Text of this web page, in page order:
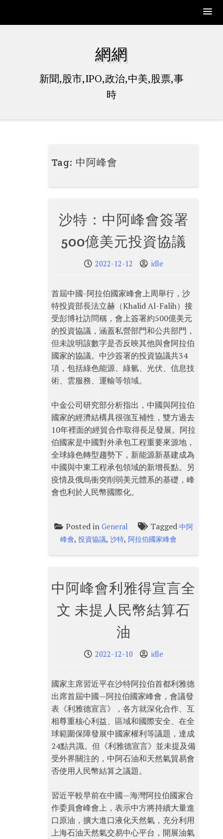
網網
新聞,股市,IPO,政治,中美,股票,事
時
Tag: 中阿峰會
沙特：中阿峰會簽署
500億美元投資協議
2022-12-12 idle
首屆中國-阿拉伯國家峰會上周舉行，沙
特投資部長法立赫（Khalid Al-Falih）接
受彭博社訪問稱，會上簽署約500億美元
的投資協議，涵蓋私營部門和公共部門，
但未說明該數字是否反映其他與會阿拉伯
國家的協議。中沙簽署的投資協議共34
項，包括綠色能源、綠氫、光伏、信息技
術、雲服務、運輸等領域。
中金公司研究部分析指出，中國與阿拉伯
國家的經濟結構具很強互補性，雙方過去
10年裡面的經貿合作取得長足發展。阿拉
伯國家是中國對外承包工程重要來源地，
全球綠色轉型趨勢下，新能源新基建成為
中國與中東工程承包領域的新增長點。另
疫情及俄烏衝突削弱美元體系的基礎，峰
會也利於人民幣國際化。
Posted in General Tagged 中阿
峰會,投資協議,沙特,阿拉伯國家峰會
中阿峰會利雅得宣言全
文 未提人民幣結算石
油
2022-12-10 idle
國家主席習近平在沙特阿拉伯首都利雅德
出席首屆中國—阿拉伯國家峰會，會議發
表《利雅德宣言》，各方就深化合作、互
相尊重核心利益、區域和國際安全、在全
球範圍保障發展中國家權利等議題，達成
24點共識。但《利雅德宣言》並未提及備
受外界關注的，中阿石油和天然氣貿易會
否使用人民幣結算之議題。
習近平較早前在中國—海灣阿拉伯國家合
作委員會峰會上，表示中方將持續大量進
口原油，擴大進口液化天然氣，充分利用
上海石油天然氣交易中心平台，開展油氣